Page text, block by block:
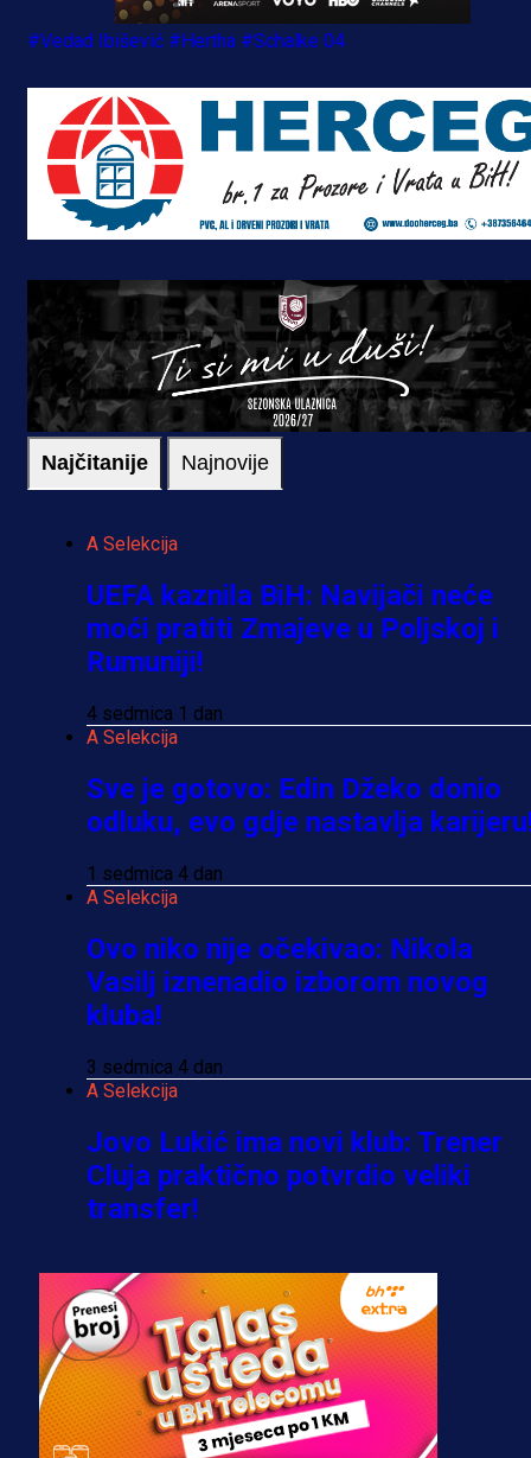
#Vedad Ibišević #Hertha #Schalke 04
Najčitanije Najnovije
A Selekcija
UEFA kaznila BiH: Navijači neće
moći pratiti Zmajeve u Poljskoj i
Rumuniji!
4 sedmica 1 dan
A Selekcija
Sve je gotovo: Edin Džeko donio
odluku, evo gdje nastavlja
1 sedmica 4 dan
A Selekcija
Ovo niko nije očekivao: Nikola
Vasilj iznenadio izborom novog
kluba!
3 sedmica 4 dan
A Selekcija
Jovo Lukić ima novi klub: Trener
Cluja praktično potvrdio veliki
transfer!
A Selekcija
Stigla potvrda od predsjednika
kluba: Jovo Lukić uskoro pravi
transfer!?
3 sedmica 3 dan